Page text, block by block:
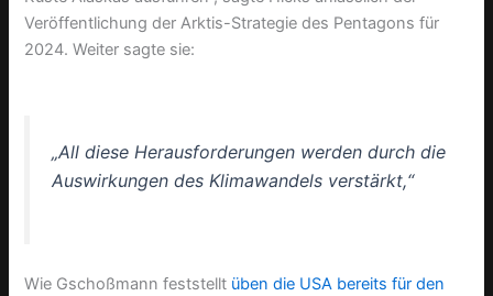
Veröffentlichung der Arktis-Strategie des Pentagons für
2024. Weiter sagte sie:
„All diese Herausforderungen werden durch die
Auswirkungen des Klimawandels verstärkt,“
Wie Gschoßmann feststellt üben die USA bereits für den